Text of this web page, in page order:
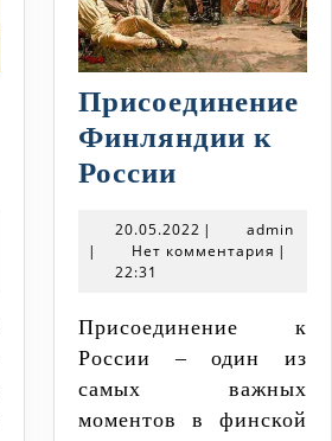
Присоединение
Финляндии к
России
к
20.05.2022 20.05.2022
| adminadmin
|
Нет комментария |
22:31
Присоединение к
России – один из
самых важных
моментов в финской